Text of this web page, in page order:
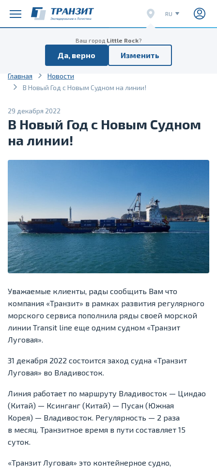
Ваш город Little Rock?
Да, верно Изменить
RU
EN
Расписание поездов Расписание
Главная
Новости
В Новый Год с Новым Судном на линии!
29 декабря 2022
В Новый Год с Новым Судном
на линии!
Уважаемые клиенты, рады сообщить Вам что
компания «Транзит» в рамках развития регулярного
морского сервиса пополнила ряды своей морской
линии Transit line еще одним судном «Транзит
Луговая».
31 декабря 2022 состоится заход судна «Транзит
Луговая» во Владивосток.
Линия работает по маршруту Владивосток — Циндао
(Китай) — Ксинганг (Китай) — Пусан (Южная
Корея) — Владивосток. Регулярность — 2 раза
в месяц. Транзитное время в пути составляет 15
суток.
«Транзит Луговая» это контейнерное судно,